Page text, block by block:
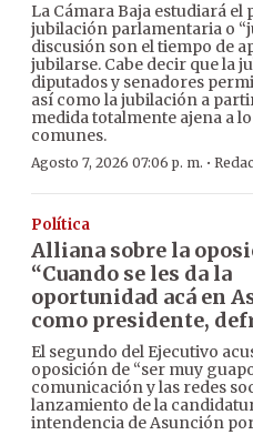
La Cámara Baja estudiará
jubilación parlamentaria o
discusión son el tiempo de
jubilarse. Cabe decir que la
diputados y senadores
así como la jubilación a
medida totalmente ajena a
comunes.
Agosto 7, 2026 07:06 p. m. ·
Política
Alliana sobre la
“Cuando se les da la
oportunidad acá en
como presidente,
El segundo del Ejecutivo
oposición de “ser muy
comunicación y las redes
lanzamiento de la
intendencia de Asunción